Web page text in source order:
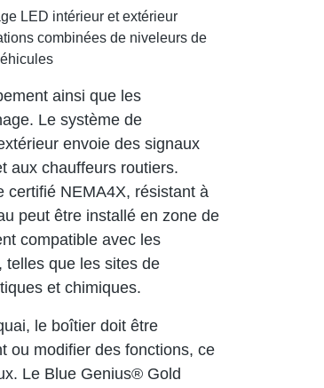
LED intérieur et extérieur
combinées de niveleurs de
ainsi que les
Le système de
envoie des signaux
aux chauffeurs routiers.
certifié NEMA4X, résistant à
peut être installé en zone de
compatible avec les
telles que les sites de
et chimiques.
le boîtier doit être
ou modifier des fonctions, ce
Le Blue Genius® Gold